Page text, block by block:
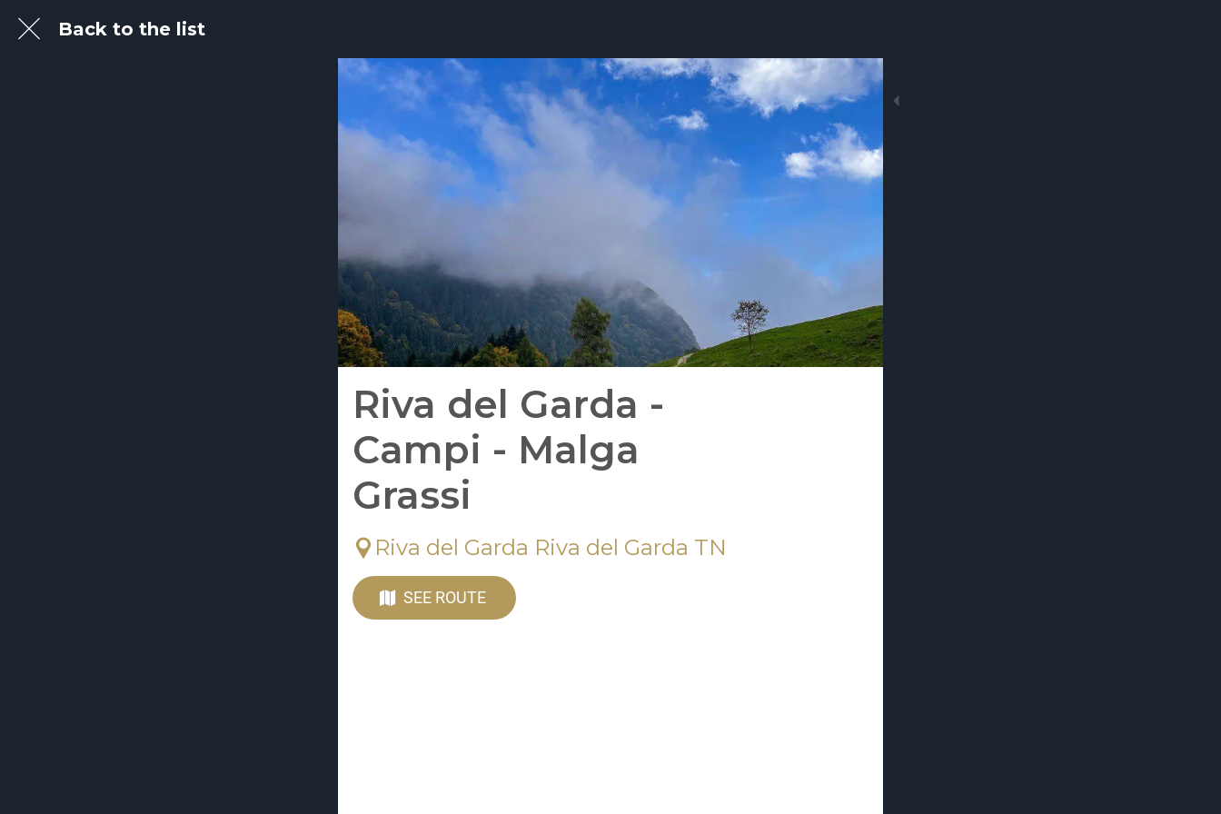
Back to the list
Riva del Garda -
Campi - Malga
Grassi
Riva del Garda Riva del Garda TN
SEE ROUTE